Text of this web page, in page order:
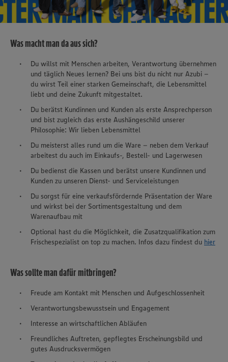
Was macht man da aus sich?
Du willst mit Menschen arbeiten, Verantwortung übernehmen
und täglich Neues lernen? Bei uns bist du nicht nur Azubi –
du wirst Teil einer starken Gemeinschaft, die Lebensmittel
liebt und deine Zukunft mitgestaltet.
Du berätst Kundinnen und Kunden als erste Ansprechperson
und bist zugleich das erste Aushängeschild unserer
Philosophie: Wir lieben Lebensmittel
Du meisterst alles rund um die Ware – neben dem Verkauf
arbeitest du auch im Einkaufs-, Bestell- und Lagerwesen
Du bedienst die Kassen und berätst unsere Kundinnen und
Kunden zu unseren Dienst- und Serviceleistungen
Du sorgst für eine verkaufsfördernde Präsentation der Ware
und wirkst bei der Sortimentsgestaltung und dem
Warenaufbau mit
Optional hast du die Möglichkeit, die Zusatzqualifikation zum
Frischespezialist on top zu machen. Infos dazu findest du hier
Was sollte man dafür mitbringen?
Freude am Kontakt mit Menschen und Aufgeschlossenheit
Verantwortungsbewusstsein und Engagement
Interesse an wirtschaftlichen Abläufen
Freundliches Auftreten, gepflegtes Erscheinungsbild und
gutes Ausdrucksvermögen